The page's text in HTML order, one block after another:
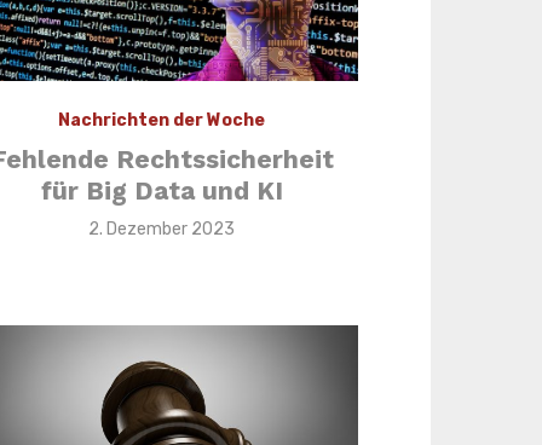
Nachrichten der Woche
Rechtssicherheit
für Big Data und KI
Veröffentlicht
2. Dezember 2023